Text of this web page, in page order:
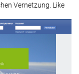
Vernetzung. Like